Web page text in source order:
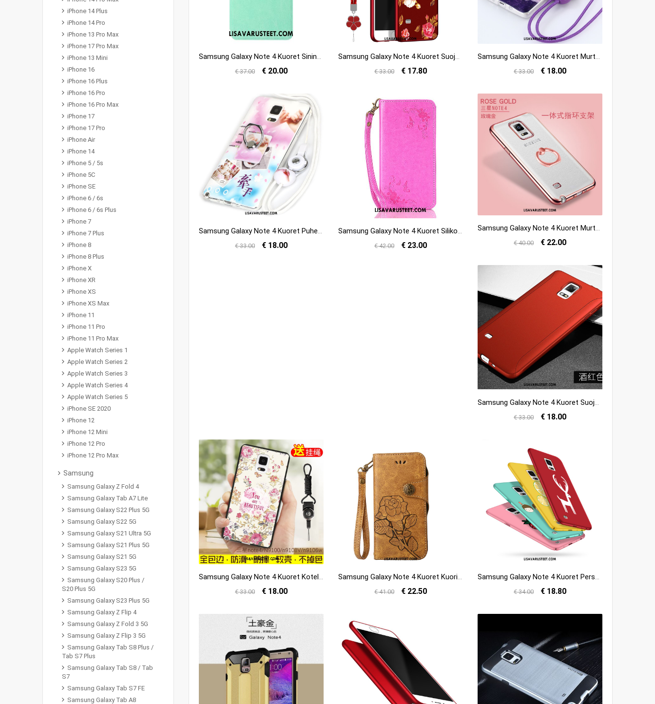
iPhone 14 Plus
iPhone 14 Pro
iPhone 13 Pro Max
iPhone 17 Pro Max
iPhone 13 Mini
iPhone 16
iPhone 16 Plus
iPhone 16 Pro
iPhone 16 Pro Max
iPhone 17
iPhone 17 Pro
iPhone Air
iPhone 14
iPhone 5 / 5s
iPhone 5C
iPhone SE
iPhone 6 / 6s
iPhone 6 / 6s Plus
iPhone 7
iPhone 7 Plus
iPhone 8
iPhone 8 Plus
iPhone X
iPhone XR
iPhone XS
iPhone XS Max
iPhone 11
iPhone 11 Pro
iPhone 11 Pro Max
Apple Watch Series 1
Apple Watch Series 2
Apple Watch Series 3
Apple Watch Series 4
Apple Watch Series 5
iPhone SE 2020
iPhone 12
iPhone 12 Mini
iPhone 12 Pro
iPhone 12 Pro Max
Samsung
Samsung Galaxy Z Fold 4
Samsung Galaxy Tab A7 Lite
Samsung Galaxy S22 Plus 5G
Samsung Galaxy S22 5G
Samsung Galaxy S21 Ultra 5G
Samsung Galaxy S21 Plus 5G
Samsung Galaxy S21 5G
Samsung Galaxy S23 5G
Samsung Galaxy S20 Plus /
S20 Plus 5G
Samsung Galaxy S23 Plus 5G
Samsung Galaxy Z Flip 4
Samsung Galaxy Z Fold 3 5G
Samsung Galaxy Z Flip 3 5G
Samsung Galaxy Tab S8 Plus /
Tab S7 Plus
Samsung Galaxy Tab S8 / Tab
S7
Samsung Galaxy Tab S7 FE
Samsung Galaxy Tab A8
€ 37.00 € 20.00
Samsung Galaxy Note 4 Kuoret Suojaus Silikoni Punainen Puhelimen Tähti Myynti
€ 33.00 € 17.80 € 33.00 € 18.00
€ 33.00 € 18.00 € 42.00 € 23.00
Samsung Galaxy Note 4 Kuoret Murtumaton Pehmeä Neste Tuki Läpinäkyvä Suojaus Netistä
€ 40.00 € 22.00
Samsung Galaxy Note 4 Kuoret Suojaus Murtumaton Tähti All Inclusive Kuori Osta
€ 33.00 € 18.00
Samsung Galaxy Note 4 Kuoret Kotelo Pesty Suede Puhelimen Silikoni Monivärinen Kuori Kauppa
€ 33.00 € 18.00
Samsung Galaxy Note 4 Kuoret Kuori Puhelimen All Inclusive Vuosikerta Kotelo Osta
€ 41.00 € 22.50
Samsung Galaxy Note 4 Kuoret Persoonallisuus Suojaus Kotelo Ihana Kuori Myynti
€ 34.00 € 18.80